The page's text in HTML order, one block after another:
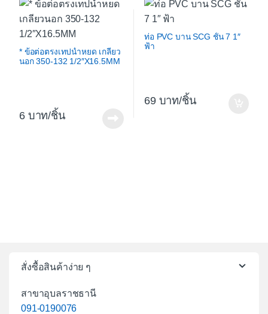
* ข้อต่อตรงเทปน้ำหยด เกลียว
นอก 350-132 1/2″X16.5MM
6 /ชิ้น
ท่อ PVC บาน SCG ชั้น 7 1″
ฟ้า
69 /ชิ้น
สั่งซื้อสินค้าง่าย ๆ
สาขาอุบลราชธานี
091-0190076